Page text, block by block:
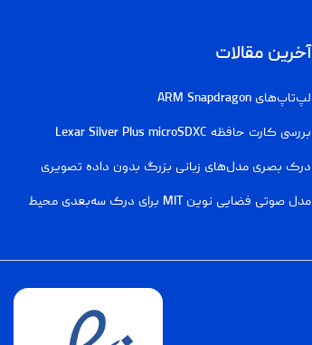
آخرین مقالات
لپ‌تاپ‌های ARM Snapdragon
بررسی کارت حافظه Lexar Silver Plus microSDXC
درک بصری مدل‌های زبانی بزرگ بدون داده تصویری
مدل صوتی فضایی نوین MIT برای درک سه‌بعدی محیط